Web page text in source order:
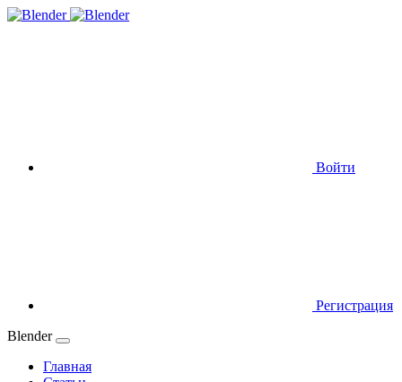
Войти
Регистрация
Blender
Главная